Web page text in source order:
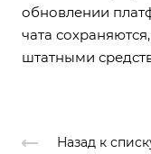
обновлении
чата
штатными
Назад к